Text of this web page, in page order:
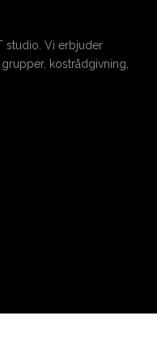
studio. Vi erbjuder
kostrådgivning,